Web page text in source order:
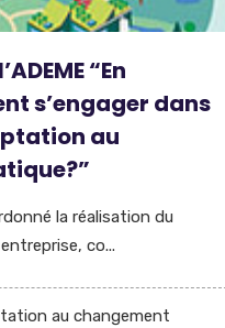
“En
s’engager dans
au
la réalisation du
co...
au changement